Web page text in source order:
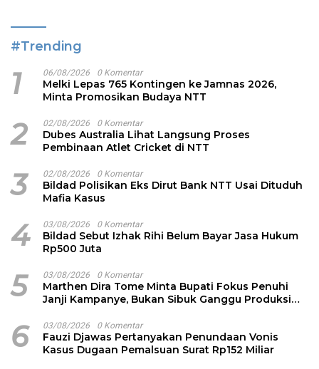
#Trending
1 06/08/2026 0 Komentar
Melki Lepas 765 Kontingen ke Jamnas 2026,
Minta Promosikan Budaya NTT
2 02/08/2026 0 Komentar
Dubes Australia Lihat Langsung Proses
Pembinaan Atlet Cricket di NTT
3 02/08/2026 0 Komentar
Bildad Polisikan Eks Dirut Bank NTT Usai Dituduh
Mafia Kasus
4 03/08/2026 0 Komentar
Bildad Sebut Izhak Rihi Belum Bayar Jasa Hukum
Rp500 Juta
5 03/08/2026 0 Komentar
Marthen Dira Tome Minta Bupati Fokus Penuhi
Janji Kampanye, Bukan Sibuk Ganggu Produksi
6 03/08/2026 0 Komentar
Fauzi Djawas Pertanyakan Penundaan Vonis
Kasus Dugaan Pemalsuan Surat Rp152 Miliar